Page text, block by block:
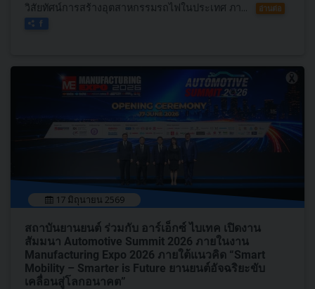
วิสัยทัศน์การสร้างอุตสาหกรรมรถไฟในประเทศ ภา...
อ่านต่อ
17 มิถุนายน 2569
สถาบันยานยนต์ ร่วมกับ อาร์เอ็กซ์ ไบเทค เปิดงาน
สัมมนา Automotive Summit 2026 ภายในงาน
Manufacturing Expo 2026 ภายใต้แนวคิด “Smart
Mobility – Smarter is Future ยานยนต์อัจฉริยะขับ
เคลื่อนสู่โลกอนาคต”